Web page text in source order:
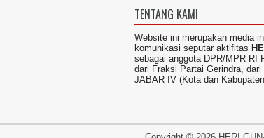
TENTANG KAMI
Website ini merupakan media
komunikasi seputar aktifitas
sebagai anggota DPR/MPR RI
dari Fraksi Partai Gerindra,
JABAR IV (Kota dan